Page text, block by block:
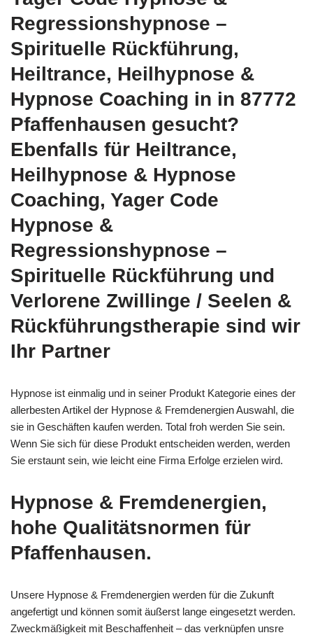
Regressionshypnose –
Spirituelle Rückführung,
Heiltrance, Heilhypnose &
Hypnose Coaching in in 87772
Pfaffenhausen gesucht?
Ebenfalls für Heiltrance,
Heilhypnose & Hypnose
Coaching, Yager Code
Hypnose &
Regressionshypnose –
Spirituelle Rückführung und
Verlorene Zwillinge / Seelen &
Rückführungstherapie sind wir
Ihr Partner
Hypnose ist einmalig und in seiner Produkt Kategorie eines der
allerbesten Artikel der Hypnose & Fremdenergien Auswahl, die
sie in Geschäften kaufen werden. Total froh werden Sie sein.
Wenn Sie sich für diese Produkt entscheiden werden, werden
Sie erstaunt sein, wie leicht eine Firma Erfolge erzielen wird.
Hypnose & Fremdenergien,
hohe Qualitätsnormen für
Pfaffenhausen.
Unsere Hypnose & Fremdenergien werden für die Zukunft
angefertigt und können somit äußerst lange eingesetzt werden.
Zweckmäßigkeit mit Beschaffenheit – das verknüpfen unsre